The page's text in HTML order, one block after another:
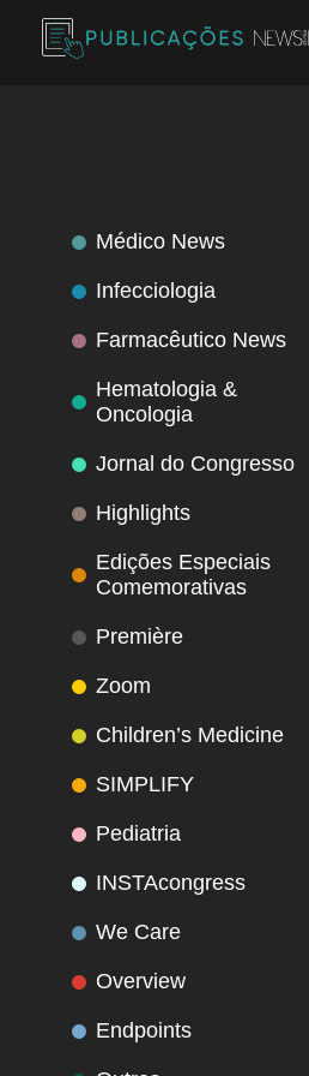
Médico News
Infecciologia
Farmacêutico News
Hematologia &
Oncologia
Jornal do Congresso
Highlights
Edições Especiais
Comemorativas
Première
Zoom
Children’s Medicine
SIMPLIFY
Pediatria
INSTAcongress
We Care
Overview
Endpoints